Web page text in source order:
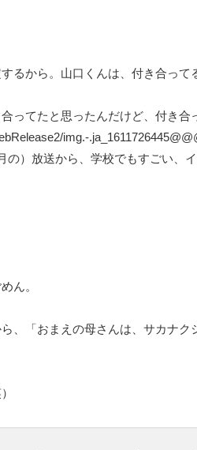
るから。山口くんは、付き合って
ってたと思ったんだけど、付き合
img.-
の）放送から、学校でもすごい、
ん。
、「おまえの母さんは、サカナ